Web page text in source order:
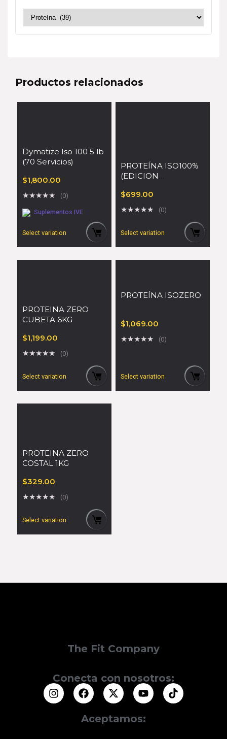
Productos relacionados
Dymatize Iso 100 5 lb
(70 Servicios)
$1,800.00
★★★★★ (0)
Suplementos IVE
Select variation
PROTEÍNA ISO100%
(EDICION
ALVAREZ)
$699.00
★★★★★ (0)
Select variation
PROTEINA ZERO
CUBETA 6KG
$1,199.00
★★★★★ (0)
Select variation
PROTEÍNA ISOZERO
$1,069.00
★★★★★ (0)
Select variation
PROTEINA ZERO
COSTAL 1KG
$329.00
★★★★★ (0)
Select variation
The Fit Company
Conecta con nosotros:
Aceptamos: